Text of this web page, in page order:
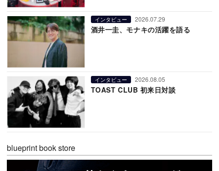
インタビュー 2026.07.29
酒井一圭、モナキの活躍を語る
インタビュー 2026.08.05
TOAST CLUB 初来日対談
blueprint book store